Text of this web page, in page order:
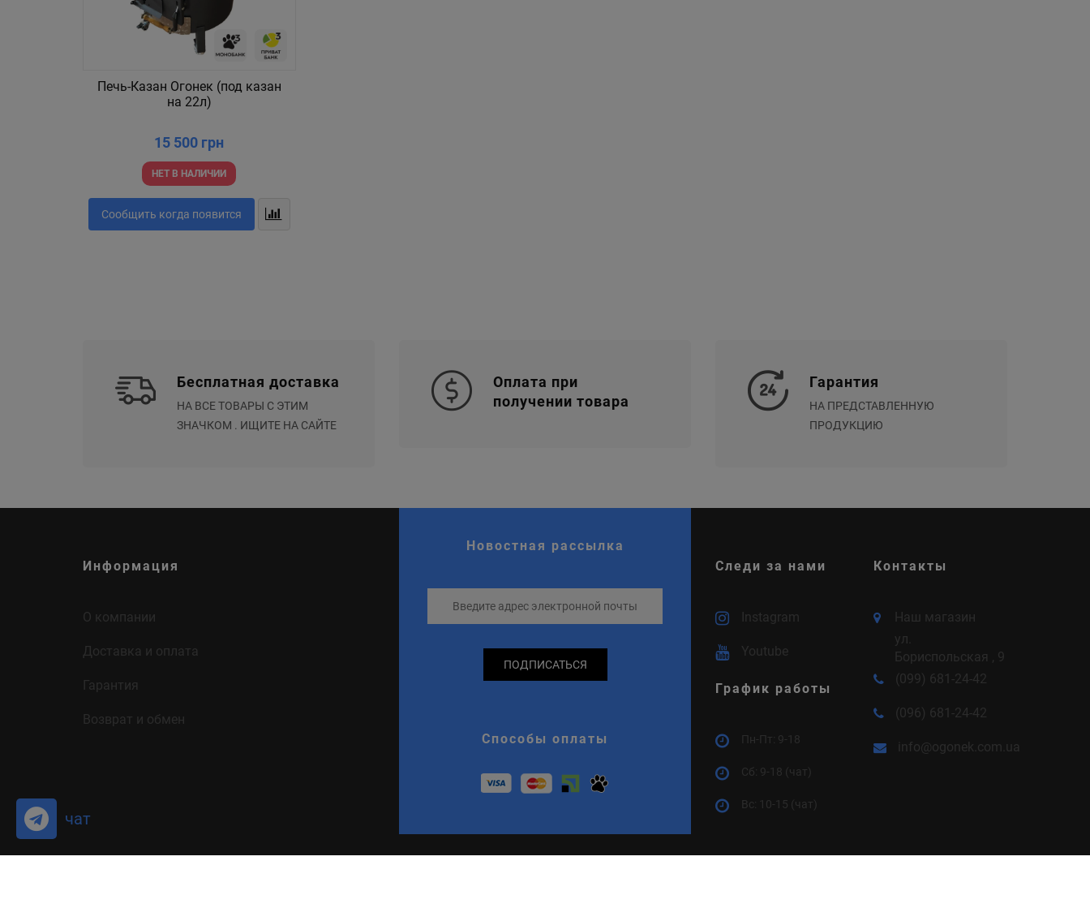
чат
Печь-Казан Огонек (под казан
на 22л)
15 500 грн
НЕТ В НАЛИЧИИ
Сообщить когда появится
Бесплатная доставка
НА ВСЕ ТОВАРЫ С ЭТИМ
ЗНАЧКОМ . ИЩИТЕ НА САЙТЕ
Оплата при
получении товара
Гарантия
НА ПРЕДСТАВЛЕННУЮ
ПРОДУКЦИЮ
Информация
О компании
Доставка и оплата
Гарантия
Возврат и обмен
Новостная рассылка
ПОДПИСАТЬСЯ
Способы оплаты
Следи за нами
Instagram
Youtube
График работы
Пн-Пт: 9-18
Cб: 9-18 (чат)
Вс: 10-15 (чат)
Контакты
Наш магазин
ул.
Бориспольская , 9
(099) 681-24-42
(096) 681-24-42
info@ogonek.com.ua